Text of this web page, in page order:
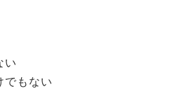
い
でもない